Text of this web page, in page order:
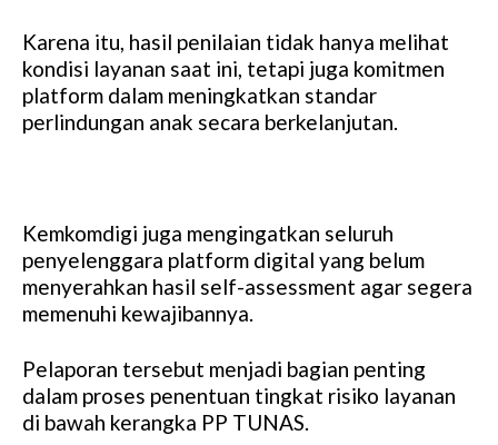
Karena itu, hasil penilaian tidak hanya melihat
kondisi layanan saat ini, tetapi juga komitmen
platform dalam meningkatkan standar
perlindungan anak secara berkelanjutan.
Kemkomdigi juga mengingatkan seluruh
penyelenggara platform digital yang belum
menyerahkan hasil self-assessment agar segera
memenuhi kewajibannya.
Pelaporan tersebut menjadi bagian penting
dalam proses penentuan tingkat risiko layanan
di bawah kerangka PP TUNAS.